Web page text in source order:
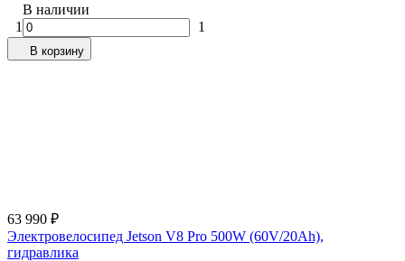
В наличии
1
1
В корзину
63 990 ₽
Электровелосипед Jetson V8 Pro 500W (60V/20Ah),
гидравлика